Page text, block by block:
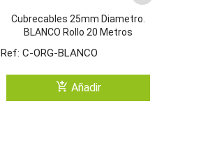
Cubrecables 25mm Diametro.
BLANCO Rollo 20 Metros
Ref: C-ORG-BLANCO
add_shopping_cart Añadir